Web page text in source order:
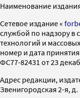
Наименование
Cетевое издание «
службой по надзору
технологий и
номер и дата
ФС77-82431 от 23
Адрес редакции,
Звенигородская 2-я, д.